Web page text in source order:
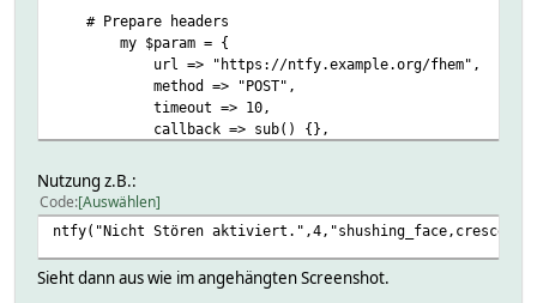
# Prepare headers
my $param = {
url => "https://ntfy.example.org/fhem",
method => "POST",
timeout => 10,
callback => sub() {},
data => $message
};
# For actions:
my $actions = "";
my $url = "https://example.org/REDACTED";
Nutzung z.B.:
Code Auswählen
ntfy("Nicht Stören
Sieht dann aus wie im angehängten Screenshot.